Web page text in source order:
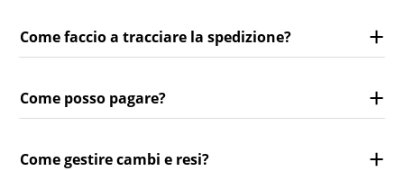
Come faccio a tracciare la spedizione?
Come posso pagare?
Come gestire cambi e resi?